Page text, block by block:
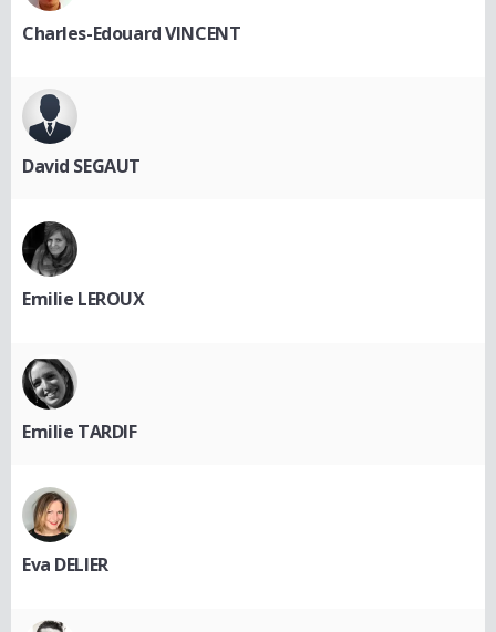
Charles-Edouard VINCENT
David SEGAUT
Emilie LEROUX
Emilie TARDIF
Eva DELIER